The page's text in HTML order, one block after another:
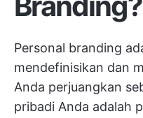
Personal branding
mendefinisikan dan
Anda perjuangkan
pribadi Anda adalah